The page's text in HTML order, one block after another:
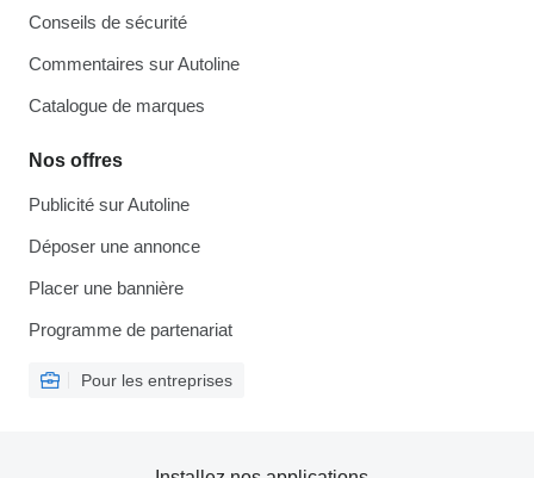
Conseils de sécurité
Commentaires sur Autoline
Catalogue de marques
Nos offres
Publicité sur Autoline
Déposer une annonce
Placer une bannière
Programme de partenariat
Pour les entreprises